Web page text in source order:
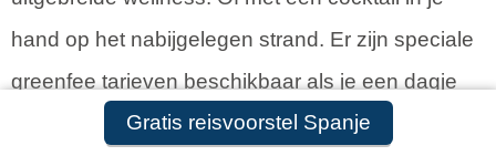
Gratis reisvoorstel Spanje
hand op het nabijgelegen strand. Er zijn speciale
greenfee tarieven beschikbaar als je een dagje
wilt gaan golfen. Bij H10 Playa Meloneras Palace